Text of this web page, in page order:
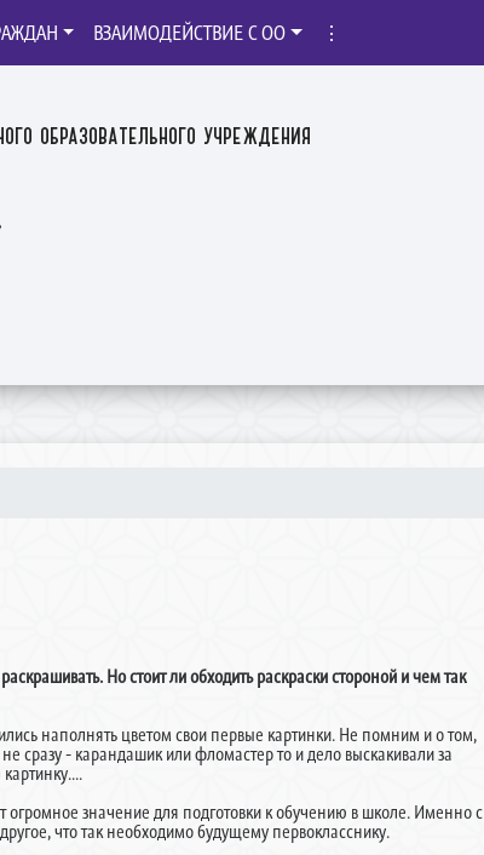
образовательного учреждения
ВЗАИМОДЕЙСТВИЕ С ОО ⋮
Но стоит ли обходить раскраски стороной и чем так
наполнять цветом свои первые картинки. Не помним и о том,
не сразу - карандашик или фломастер то и дело выскакивали за
огромное значение для подготовки к обучению в школе. Именно с
что так необходимо будущему первокласснику.